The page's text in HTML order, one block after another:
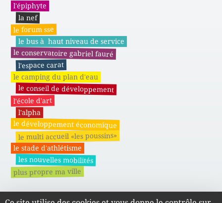
l'épiphyte
la nef
le forum sse
le bus à haut niveau de service
le conservatoire gabriel fauré
l'espace carat
le camping du plan d'eau
le conseil de développement
l'école d'art
l'alpha
le développement économique
le multi accueil «les poussins»
le stade d'athlétisme
les nouvelles mobilités
plus propre ma ville